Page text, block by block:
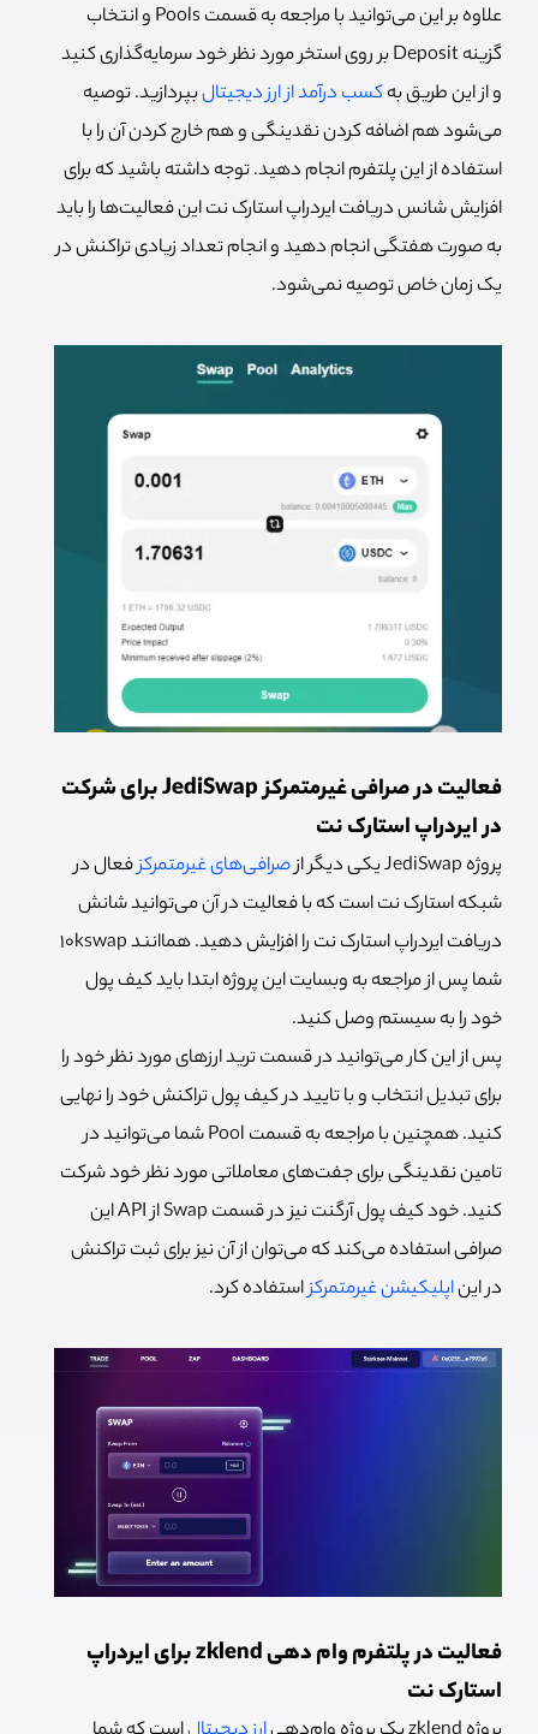
علاوه بر این می‌توانید با مراجعه به قسمت Pools و انتخاب
گزینه Deposit بر روی استخر مورد نظر خود سرمایه‌گذاری کنید
و از این طریق بهکسب درآمد از ارز دیجیتالبپردازید. توصیه
می‌شود هم اضافه کردن نقدینگی و هم خارج کردن آن را با
استفاده از این پلتفرم انجام دهید. توجه داشته باشید که برای
افزایش شانس دریافت ایردراپ استارک نت این فعالیت‌ها را باید
به صورت هفتگی انجام دهید و انجام تعداد زیادی تراکنش در
یک زمان خاص توصیه نمی‌شود.
فعالیت در صرافی غیرمتمرکز JediSwap برای شرکت
در ایردراپ استارک نت
پروژه JediSwap یکی دیگر از صرافی‌های غیرمتمرکزفعال در
شبکه استارک نت است که با فعالیت در آن می‌توانید شانش
دریافت ایردراپ استارک نت را افزایش دهید. هماانند 10kswap
شما پس از مراجعه به وبسایت این پروژه ابتدا باید کیف پول
خود را به سیستم وصل کنید.
پس از این کار می‌توانید در قسمت ترید ارزهای مورد نظر خود را
برای تبدیل انتخاب و با تایید در کیف پول تراکنش خود را نهایی
کنید. همچنین با مراجعه به قسمت Pool شما می‌توانید در
تامین نقدینگی برای جفت‌های معاملاتی مورد نظر خود شرکت
کنید. خود کیف پول آرگنت نیز در قسمت Swap از API این
صرافی استفاده می‌کند که می‌توان از آن نیز برای ثبت تراکنش
در ایناپلیکیشن غیرمتمرکزاستفاده کرد.
فعالیت در پلتفرم وام دهی zklend برای ایردراپ
استارک نت